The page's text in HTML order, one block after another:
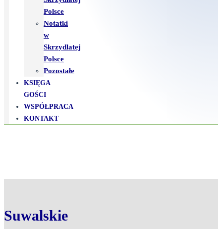
Polsce
Notatki
w
Skrzydlatej
Polsce
Pozostałe
KSIĘGA
GOŚCI
WSPÓŁPRACA
KONTAKT
Suwalskie